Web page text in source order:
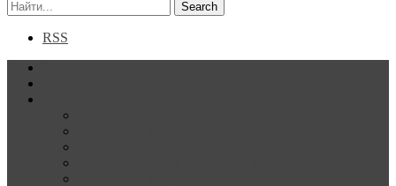
RSS